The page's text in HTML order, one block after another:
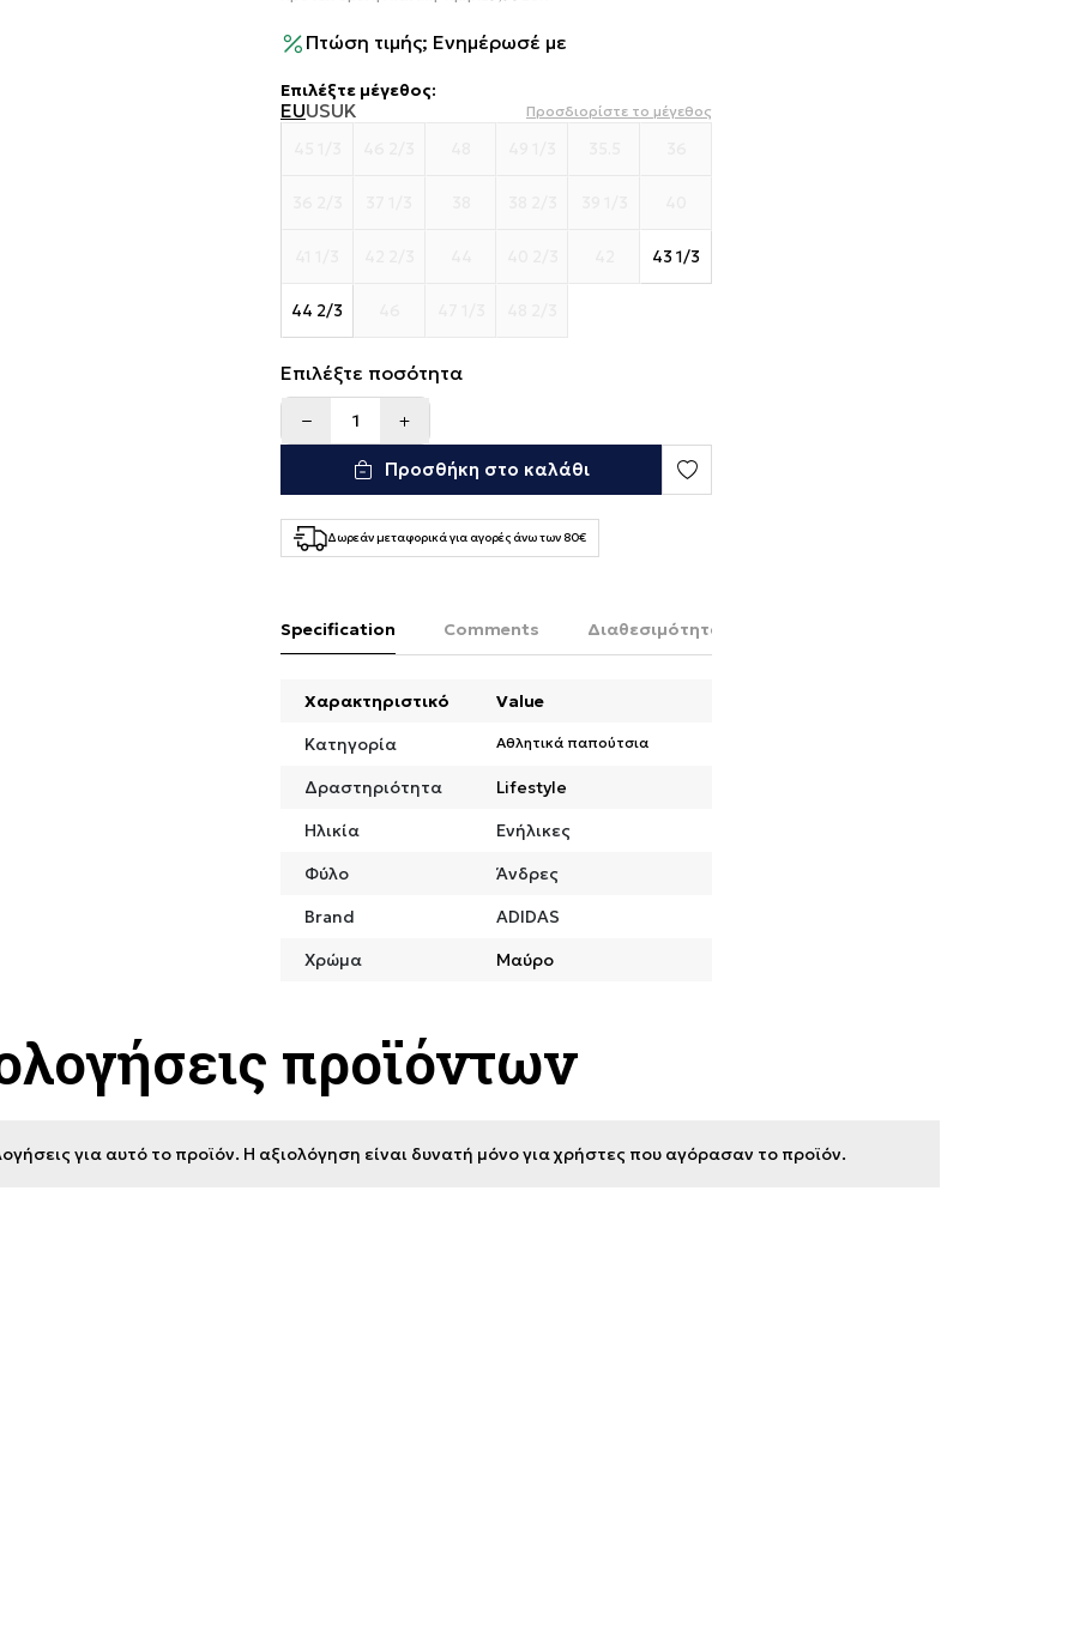
Πτώση τιμής; Ενημέρωσέ με
Επιλέξτε μέγεθος:
EUUSUK Προσδιορίστε το μέγεθος
43 1/3
44 2/3
Επιλέξτε ποσότητα
Προσθήκη στο καλάθι
Δωρεάν μεταφορικά για αγορές άνω των 80€
Specification Comments Διαθεσιμότητα στο κατάστημα
Χαρακτηριστικό
Value
Κατηγορία
Αθλητικά παπούτσια
Δραστηριότητα
Lifestyle
Ηλικία
Ενήλικες
Φύλο
Άνδρες
Brand
ADIDAS
Χρώμα
Μαύρο
προϊόντων
για αυτό το προϊόν. Η αξιολόγηση είναι δυνατή μόνο για χρήστες που αγόρασαν το προϊόν.